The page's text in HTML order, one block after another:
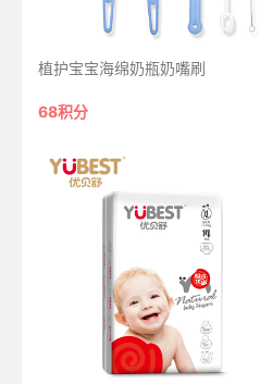
植护宝宝海绵奶瓶奶嘴刷
68积分